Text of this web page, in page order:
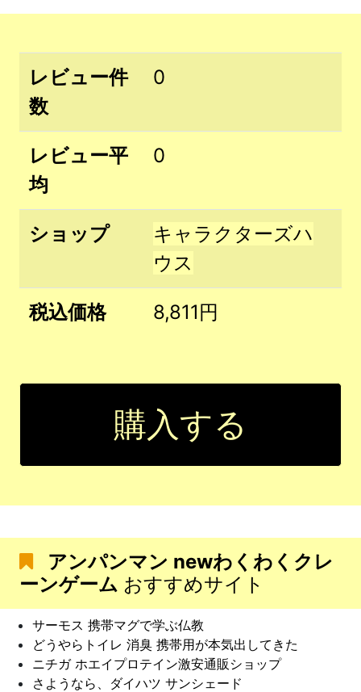
レビュー件
数
0
レビュー平
均
0
ショップ
キャラクターズハ
ウス
税込価格 8,811円
購入する
アンパンマン newわくわくクレ
ーンゲーム おすすめサイト
サーモス 携帯マグで学ぶ仏教
どうやらトイレ 消臭 携帯用が本気出してきた
ニチガ ホエイプロテイン激安通販ショップ
さようなら、ダイハツ サンシェード